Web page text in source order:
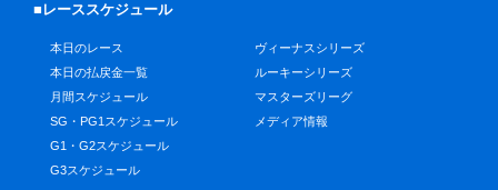
■レーススケジュール
本日のレース
本日の払戻金一覧
月間スケジュール
SG・PG1スケジュール
G1・G2スケジュール
G3スケジュール
ヴィーナスシリーズ
ルーキーシリーズ
マスターズリーグ
メディア情報